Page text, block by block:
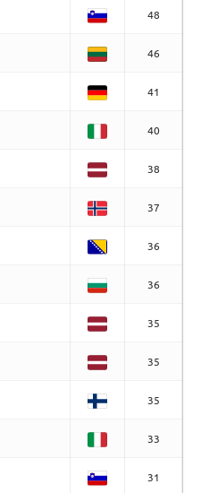
48
46
41
40
38
37
36
36
35
35
35
33
31